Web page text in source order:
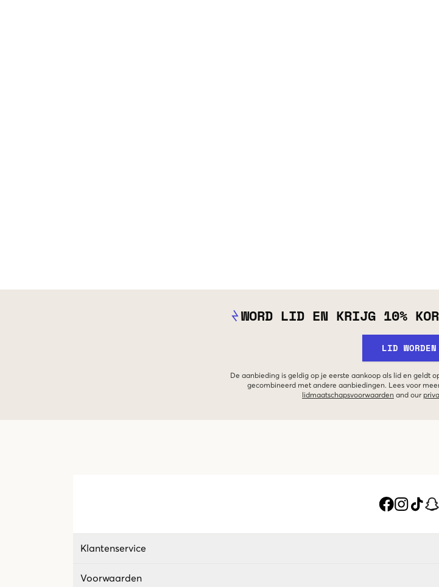
WORD LID EN KRIJG 10%
LID WORDEN
De aanbieding is geldig op je eerste aankoop als lid en geldt
gecombineerd met andere aanbiedingen. Lees voor
lidmaatschapsvoorwaarden and our
Klantenservice
Voorwaarden